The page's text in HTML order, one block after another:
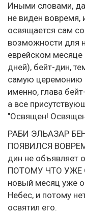
Иными словами,
не виден вовремя,
освящается сам
возможности для
еврейском
дней), бейт-дин,
самую церемонию
именно, глава
а все
"Освящен!
РАБИ ЭЛЬАЗАР
ПОЯВИЛСЯ
дин не объявляет
ПОТОМУ ЧТО УЖЕ
новый месяц уже
Небес, и потому
освятил его.